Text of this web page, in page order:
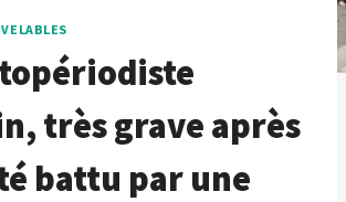
très grave après
battu par une